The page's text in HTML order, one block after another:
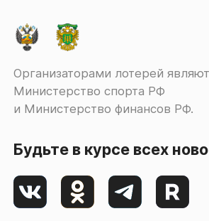
Организаторами лотерей
Министерство спорта РФ
и Министерство финансов РФ.
Будьте в курсе всех